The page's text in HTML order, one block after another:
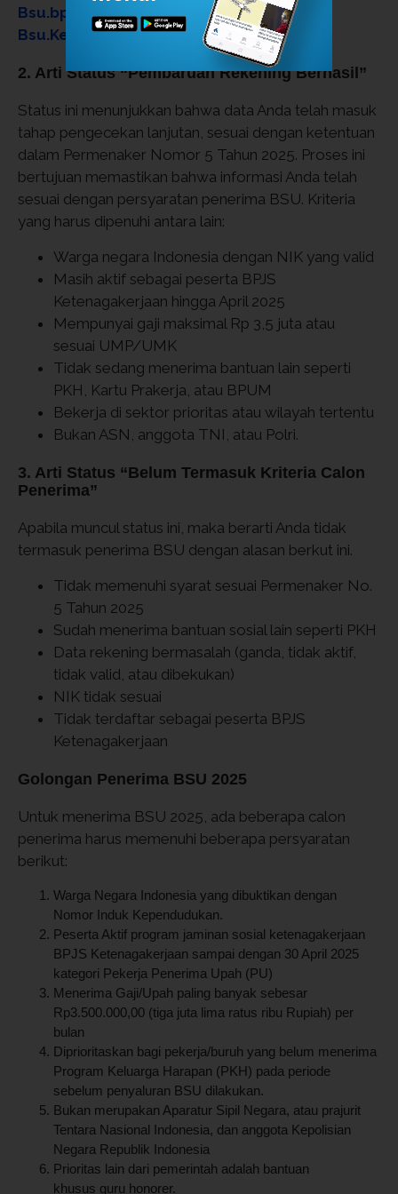
Bsu.bpjsketenagakerjaan.go.id &
Bsu.Kemnaker.go.id
2. Arti Status “Pembaruan Rekening Berhasil”
Status ini menunjukkan bahwa data Anda telah masuk
tahap pengecekan lanjutan, sesuai dengan ketentuan
dalam Permenaker Nomor 5 Tahun 2025. Proses ini
bertujuan memastikan bahwa informasi Anda telah
sesuai dengan persyaratan penerima BSU. Kriteria
yang harus dipenuhi antara lain:
Warga negara Indonesia dengan NIK yang valid
Masih aktif sebagai peserta BPJS
Ketenagakerjaan hingga April 2025
Mempunyai gaji maksimal Rp 3,5 juta atau
sesuai UMP/UMK
Tidak sedang menerima bantuan lain seperti
PKH, Kartu Prakerja, atau BPUM
Bekerja di sektor prioritas atau wilayah tertentu
Bukan ASN, anggota TNI, atau Polri.
3. Arti Status “Belum Termasuk Kriteria Calon
Penerima”
Apabila muncul status ini, maka berarti Anda tidak
termasuk penerima BSU dengan alasan berkut ini.
Tidak memenuhi syarat sesuai Permenaker No.
5 Tahun 2025
Sudah menerima bantuan sosial lain seperti PKH
Data rekening bermasalah (ganda, tidak aktif,
tidak valid, atau dibekukan)
NIK tidak sesuai
Tidak terdaftar sebagai peserta BPJS
Ketenagakerjaan
Golongan Penerima BSU 2025
Untuk menerima BSU 2025, ada beberapa calon
penerima harus memenuhi beberapa persyaratan
berikut:
Warga Negara Indonesia yang dibuktikan dengan
Nomor Induk Kependudukan.
Peserta Aktif program jaminan sosial ketenagakerjaan
BPJS Ketenagakerjaan sampai dengan 30 April 2025
kategori Pekerja Penerima Upah (PU)
Menerima Gaji/Upah paling banyak sebesar
Rp3.500.000,00 (tiga juta lima ratus ribu Rupiah) per
bulan
Diprioritaskan bagi pekerja/buruh yang belum menerima
Program Keluarga Harapan (PKH) pada periode
sebelum penyaluran BSU dilakukan.
Bukan merupakan Aparatur Sipil Negara, atau prajurit
Tentara Nasional Indonesia, dan anggota Kepolisian
Negara Republik Indonesia
Prioritas lain dari pemerintah adalah bantuan
khusus guru honorer.